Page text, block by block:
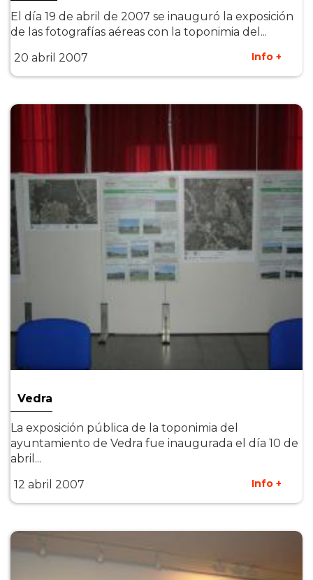
El día 19 de abril de 2007 se inauguró la exposición
de las fotografías aéreas con la toponimia del...
20 abril 2007
Info +
Vedra
La exposición pública de la toponimia del
ayuntamiento de Vedra fue inaugurada el día 10 de
abril...
12 abril 2007
Info +